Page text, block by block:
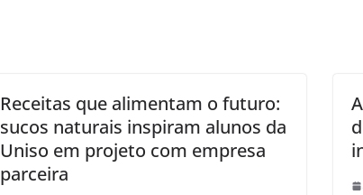
Receitas que alimentam o futuro:
sucos naturais inspiram alunos da
Uniso em projeto com empresa
parceira